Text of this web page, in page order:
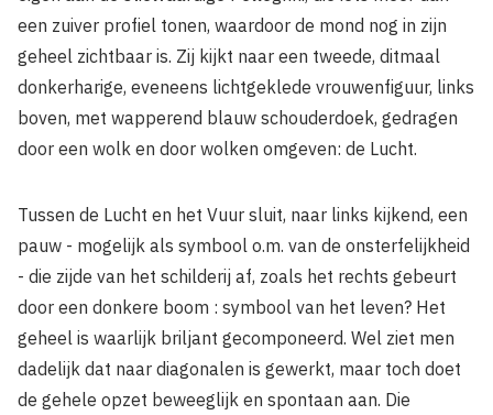
een zuiver profiel tonen, waardoor de mond nog in zijn
geheel zichtbaar is. Zij kijkt naar een tweede, ditmaal
donkerharige, eveneens lichtgeklede vrouwenfiguur, links
boven, met wapperend blauw schouderdoek, gedragen
door een wolk en door wolken omgeven: de Lucht.
Tussen de Lucht en het Vuur sluit, naar links kijkend, een
pauw - mogelijk als symbool o.m. van de onsterfelijkheid
- die zijde van het schilderij af, zoals het rechts gebeurt
door een donkere boom : symbool van het leven? Het
geheel is waarlijk briljant gecomponeerd. Wel ziet men
dadelijk dat naar diagonalen is gewerkt, maar toch doet
de gehele opzet beweeglijk en spontaan aan. Die